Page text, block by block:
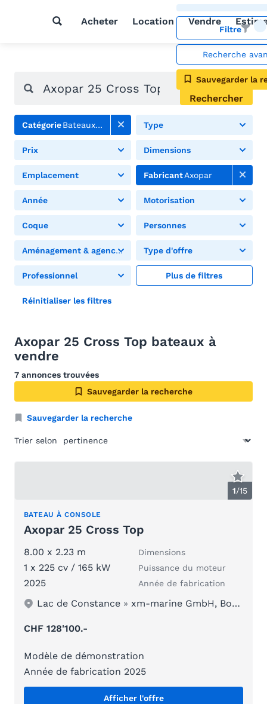
Acheter Location Vendre
Filtre
Recherche
Sauvegarder la
Rechercher
CatégorieBateaux à moteur Type
Prix Dimensions
Emplacement FabricantAxopar
Année Motorisation
Coque Personnes
Aménagement & agencement Type d'offre
Professionnel Plus de filtres
Réinitialiser les filtres
Axopar 25 Cross Top bateaux à
vendre
7 annonces trouvées
Sauvegarder la recherche
Sauvegarder la recherche
Trier selon
1/15
BATEAU À CONSOLE
Axopar 25 Cross Top
8.00 x 2.23 m Dimensions
1 x 225 cv / 165 kW Puissance du moteur
2025 Année de fabrication
Lac de Constance »xm-marine GmbH, Bottighofen bei Kreuzlingen/Konsta
CHF 128'100.-
Modèle de démonstration
Année de fabrication 2025
Afficher l'offre